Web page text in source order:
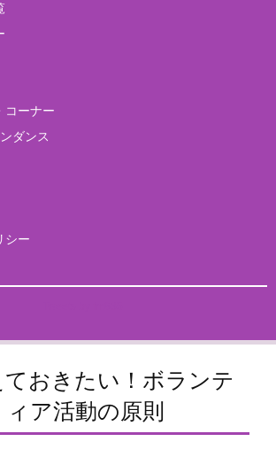
コーナー
ダンス
シー
おきたい！ボランテ
ィア活動の原則